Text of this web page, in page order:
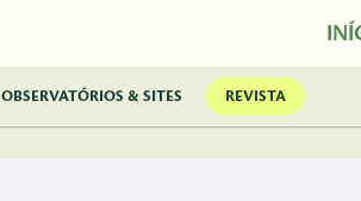
OBSERVATÓRIOS & SITES REVISTA